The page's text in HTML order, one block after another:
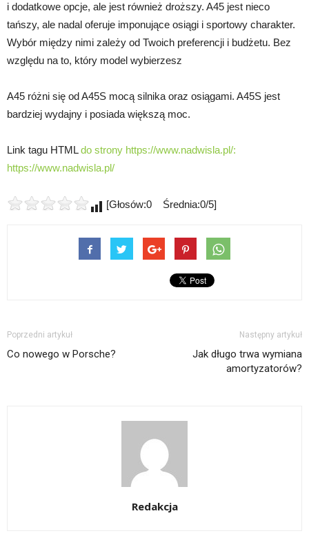
i dodatkowe opcje, ale jest również droższy. A45 jest nieco
tańszy, ale nadal oferuje imponujące osiągi i sportowy charakter.
Wybór między nimi zależy od Twoich preferencji i budżetu. Bez
względu na to, który model wybierzesz
A45 różni się od A45S mocą silnika oraz osiągami. A45S jest
bardziej wydajny i posiada większą moc.
Link tagu HTMLdo strony https://www.nadwisla.pl/:
https://www.nadwisla.pl/
[Głosów:0 Średnia:0/5]
Poprzedni artykuł
Co nowego w Porsche?
Następny artykuł
Jak długo trwa wymiana
amortyzatorów?
Redakcja